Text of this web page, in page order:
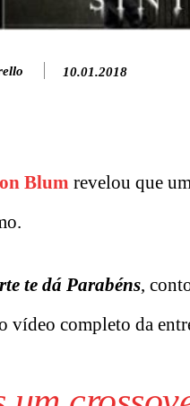
10.01.2018
Blum revelou que
te dá Parabéns,
vídeo completo da